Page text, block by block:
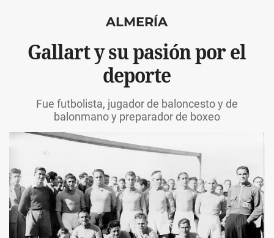
ALMERÍA
Gallart y su pasión por el
deporte
Fue futbolista, jugador de baloncesto y de
balonmano y preparador de boxeo